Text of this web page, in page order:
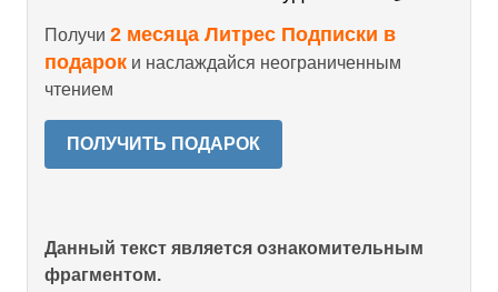
Получи 2 месяца Литрес Подписки в
подарок и наслаждайся неограниченным
чтением
ПОЛУЧИТЬ ПОДАРОК
Данный текст является ознакомительным
фрагментом.